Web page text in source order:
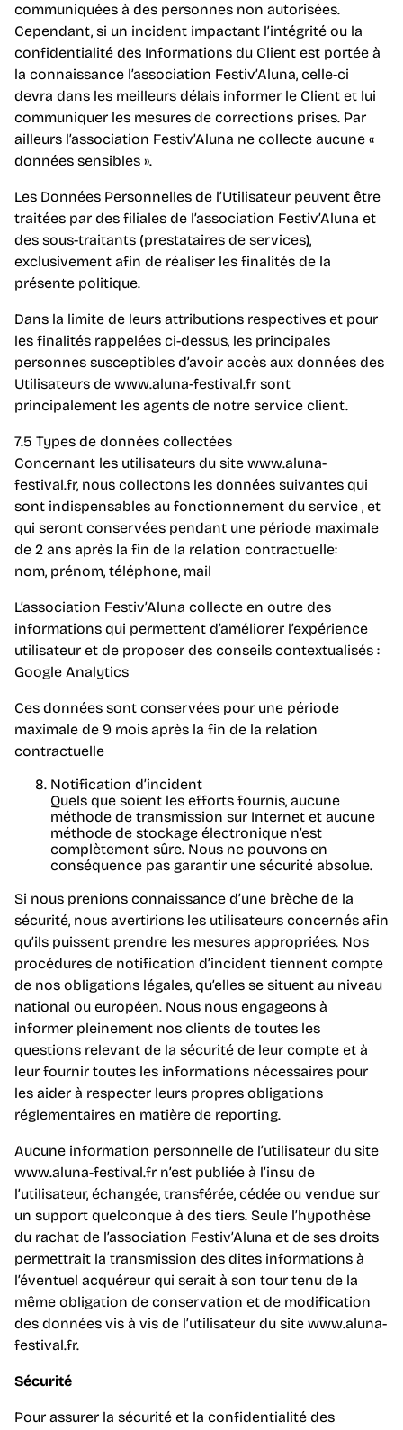
communiquées à des personnes non autorisées.
Cependant, si un incident impactant l’intégrité ou la
confidentialité des Informations du Client est portée à
la connaissance l’association Festiv’Aluna, celle-ci
devra dans les meilleurs délais informer le Client et lui
communiquer les mesures de corrections prises. Par
ailleurs l’association Festiv’Aluna ne collecte aucune «
données sensibles ».
Les Données Personnelles de l’Utilisateur peuvent être
traitées par des filiales de l’association Festiv’Aluna et
des sous-traitants (prestataires de services),
exclusivement afin de réaliser les finalités de la
présente politique.
Dans la limite de leurs attributions respectives et pour
les finalités rappelées ci-dessus, les principales
personnes susceptibles d’avoir accès aux données des
Utilisateurs de www.aluna-festival.fr sont
principalement les agents de notre service client.
7.5 Types de données collectées
Concernant les utilisateurs du site www.aluna-
festival.fr, nous collectons les données suivantes qui
sont indispensables au fonctionnement du service , et
qui seront conservées pendant une période maximale
de 2 ans après la fin de la relation contractuelle:
nom, prénom, téléphone, mail
L’association Festiv’Aluna collecte en outre des
informations qui permettent d’améliorer l’expérience
utilisateur et de proposer des conseils contextualisés :
Google Analytics
Ces données sont conservées pour une période
maximale de 9 mois après la fin de la relation
contractuelle
Notification d’incident
Quels que soient les efforts fournis, aucune
méthode de transmission sur Internet et aucune
méthode de stockage électronique n’est
complètement sûre. Nous ne pouvons en
conséquence pas garantir une sécurité absolue.
Si nous prenions connaissance d’une brèche de la
sécurité, nous avertirions les utilisateurs concernés afin
qu’ils puissent prendre les mesures appropriées. Nos
procédures de notification d’incident tiennent compte
de nos obligations légales, qu’elles se situent au niveau
national ou européen. Nous nous engageons à
informer pleinement nos clients de toutes les
questions relevant de la sécurité de leur compte et à
leur fournir toutes les informations nécessaires pour
les aider à respecter leurs propres obligations
réglementaires en matière de reporting.
Aucune information personnelle de l’utilisateur du site
www.aluna-festival.fr n’est publiée à l’insu de
l’utilisateur, échangée, transférée, cédée ou vendue sur
un support quelconque à des tiers. Seule l’hypothèse
du rachat de l’association Festiv’Aluna et de ses droits
permettrait la transmission des dites informations à
l’éventuel acquéreur qui serait à son tour tenu de la
même obligation de conservation et de modification
des données vis à vis de l’utilisateur du site www.aluna-
festival.fr.
Sécurité
Pour assurer la sécurité et la confidentialité des